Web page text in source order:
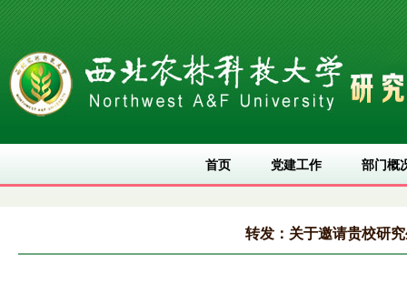
首页 党建工作 部门概
转发：关于邀请贵校研